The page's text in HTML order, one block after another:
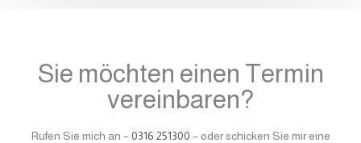
Sie möchten einen Termin
vereinbaren?
Rufen Sie mich an – 0316 251300 – oder schicken Sie mir eine